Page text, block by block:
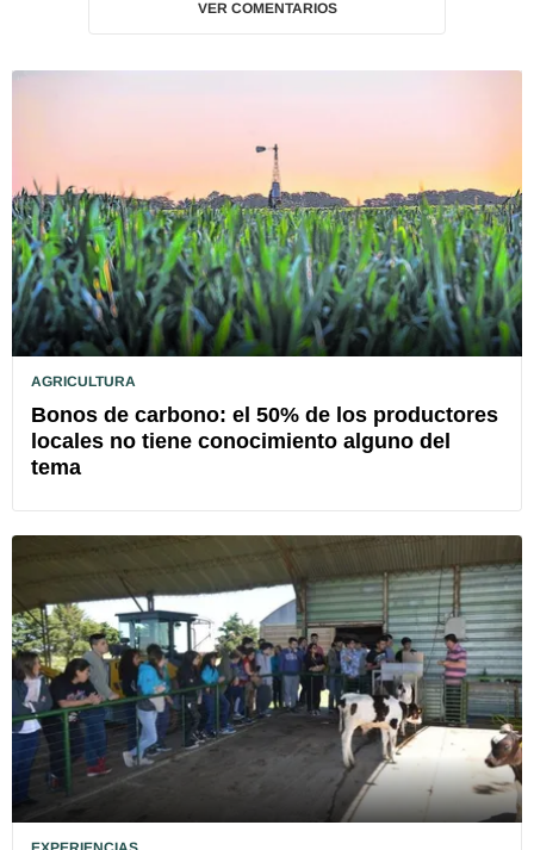
VER COMENTARIOS
AGRICULTURA
Bonos de carbono: el 50% de los productores
locales no tiene conocimiento alguno del
tema